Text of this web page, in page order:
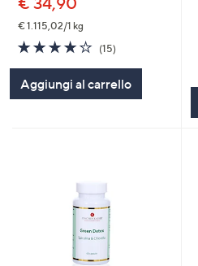
€ 1.115,02/1 kg
3.9
of
Stars
(15)15
Aggiungi al carrello